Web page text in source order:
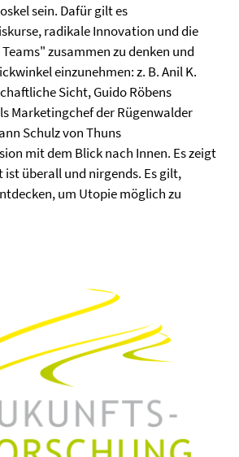
sein. Dafür gilt es
radikale Innovation und die
zusammen zu denken und
einzunehmen: z. B. Anil K.
Sicht, Guido Röbens
Marketingchef der Rügenwalder
Schulz von Thuns
mit dem Blick nach Innen. Es zeigt
überall und nirgends. Es gilt,
um Utopie möglich zu